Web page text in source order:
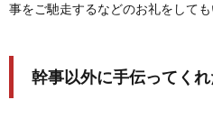
事をご馳走するなどのお礼をしても
幹事以外に手伝ってく